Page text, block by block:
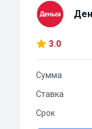
3.0
Сумма
Ставка
Срок